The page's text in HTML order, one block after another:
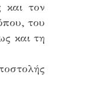
και τον
του
και τη